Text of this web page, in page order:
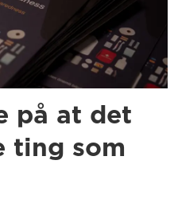
på at det
ting som